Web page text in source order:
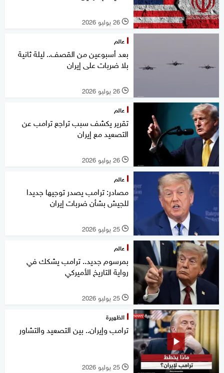
l 26 يوليو 2026
عالم
بعد أسبوعين من القصف.. ليلة ثانية
بلا ضربات على إيران
l 26 يوليو 2026
عالم
تقرير يكشف سبب تراجع ترامب عن
التصعيد مع إيران
l 26 يوليو 2026
عالم
مصادر: ترامب يصدر توجيها جديدا
للجيش بشأن ضربات إيران
l 25 يوليو 2026
عالم
بمرسوم جديد.. ترامب يشكك في
رواية التاريخ الأميركي
l 25 يوليو 2026
الظهيرة
ترامب وإيران.. بين التصعيد والتشاور
l 25 يوليو 2026